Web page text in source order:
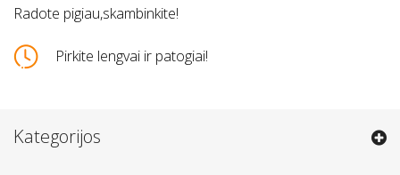
Radote pigiau,skambinkite!
Pirkite lengvai ir patogiai!
Kategorijos